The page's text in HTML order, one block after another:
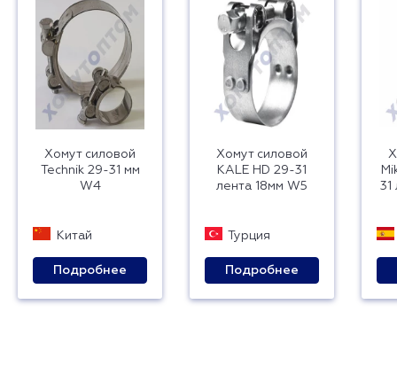
Хомут силовой
Technik 29-31 мм
W4
Китай
Подробнее
Хомут силовой
KALE HD 29-31
лента 18мм W5
Турция
Подробнее
31